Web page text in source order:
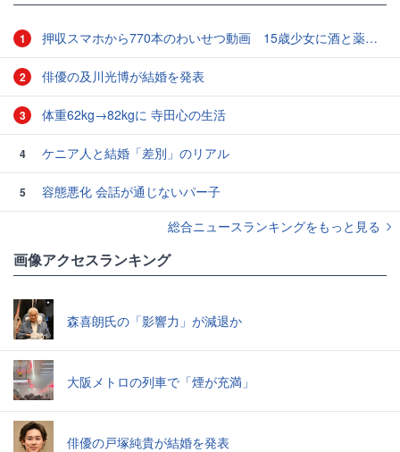
1 押収スマホから770本のわいせつ動画 15歳少女に酒と薬飲ませ性的暴行か 54歳男を再逮捕 「薬もありますよ」とSNSで誘い出し
2 俳優の及川光博が結婚を発表
3 体重62kg→82kgに 寺田心の生活
4 ケニア人と結婚「差別」のリアル
5
容態悪化 会話が通じないパー子
総合ニュースランキングをもっと見る
画像アクセスランキング
森喜朗氏の「影響力」が減退か
大阪メトロの列車で「煙が充満」
俳優の戸塚純貴が結婚を発表